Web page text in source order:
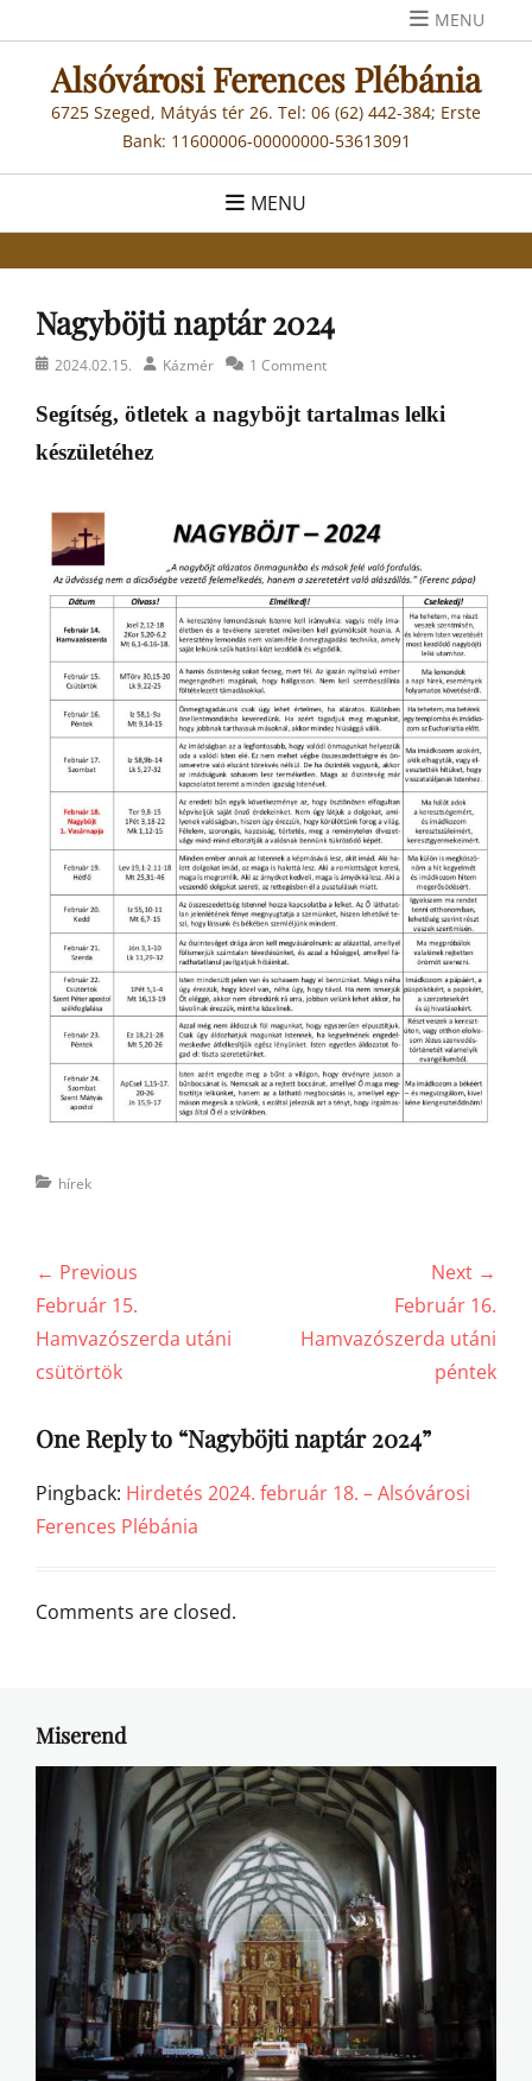
to
content
MENU
Alsóvárosi Ferences Plébánia
6725 Szeged, Mátyás tér 26. Tel: 06 (62) 442-384; Erste
Bank: 11600006-00000000-53613091
MENU
Nagyböjti naptár 2024
Posted2024.02.15. AuthorKázmér 1 Comment
Segítség, ötletek a nagyböjt tartalmas lelki
készületéhez
Categories
hírek
Bejegyzés
navigáció
← Previous
Previous
post:
Február 15.
Hamvazószerda utáni
csütörtök
Next →
post:
Február 16.
Hamvazószerda utáni
péntek
One Reply to “Nagyböjti naptár 2024”
Pingback: Hirdetés 2024. február 18. – Alsóvárosi
Ferences Plébánia
Comments are closed.
Miserend